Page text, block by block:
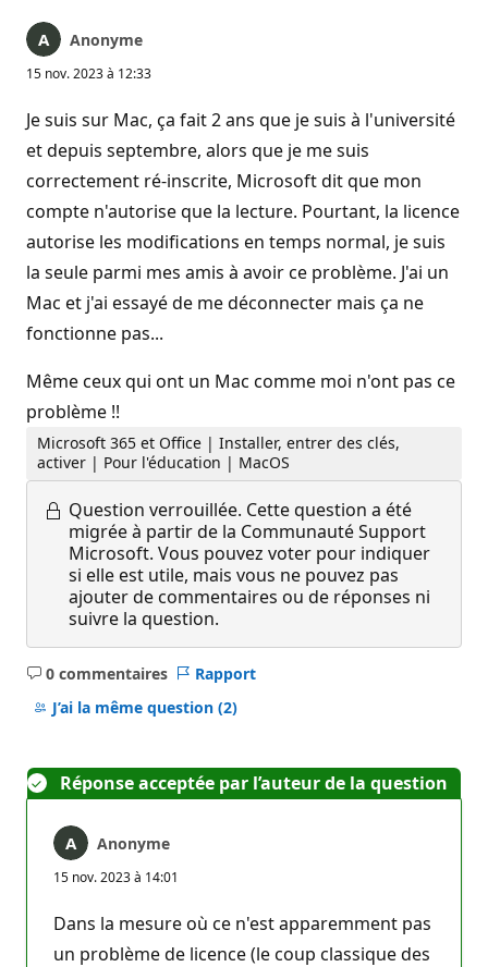
Anonyme
15 nov. 2023 à 12:33
Je suis sur Mac, ça fait 2 ans que je suis à l'université
et depuis septembre, alors que je me suis
correctement ré-inscrite, Microsoft dit que mon
compte n'autorise que la lecture. Pourtant, la licence
autorise les modifications en temps normal, je suis
la seule parmi mes amis à avoir ce problème. J'ai un
Mac et j'ai essayé de me déconnecter mais ça ne
fonctionne pas...
Même ceux qui ont un Mac comme moi n'ont pas ce
problème !!
Microsoft 365 et Office | Installer, entrer des clés,
activer | Pour l'éducation | MacOS
Question verrouillée. Cette question a été
migrée à partir de la Communauté Support
Microsoft. Vous pouvez voter pour indiquer
si elle est utile, mais vous ne pouvez pas
ajouter de commentaires ou de réponses ni
suivre la question.
0 commentaires
Aucun
commentaire
Rapport
J’ai la même question (2)
Réponse acceptée par l’auteur de la question
Anonyme
15 nov. 2023 à 14:01
Dans la mesure où ce n'est apparemment pas
un problème de licence (le coup classique des